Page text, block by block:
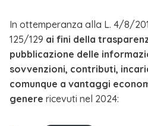
In ottemperanza alla L. 4/8/
125/129 ai fini della
pubblicazione delle
sovvenzioni, contributi,
comunque a vantaggi
genere ricevuti nel 2024: